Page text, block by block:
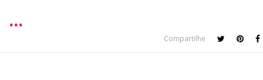
Compartilhe